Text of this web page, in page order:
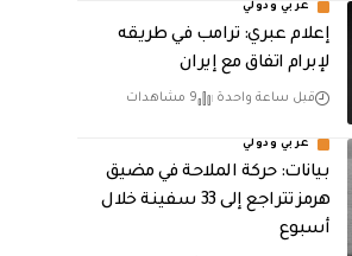
عربي ودولي
إعلام عبري: ترامب في طريقه
لإبرام اتفاق مع إيران
قبل ساعة واحدة 9 مشاهدات
عربي ودولي
بيانات: حركة الملاحة في مضيق
هرمز تتراجع إلى 33 سفينة خلال
أسبوع